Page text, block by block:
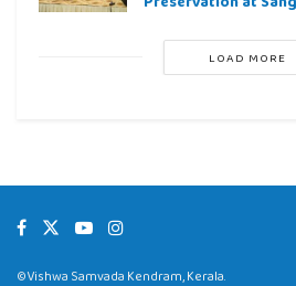
LOAD MORE
©Vishwa Samvada Kendram, Kerala.